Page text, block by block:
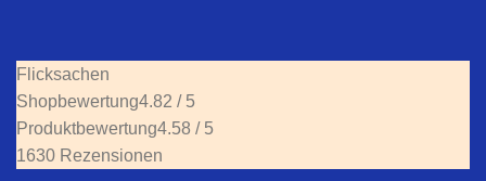
Flicksachen
Shopbewertung4.82 / 5
Produktbewertung4.58 / 5
1630 Rezensionen